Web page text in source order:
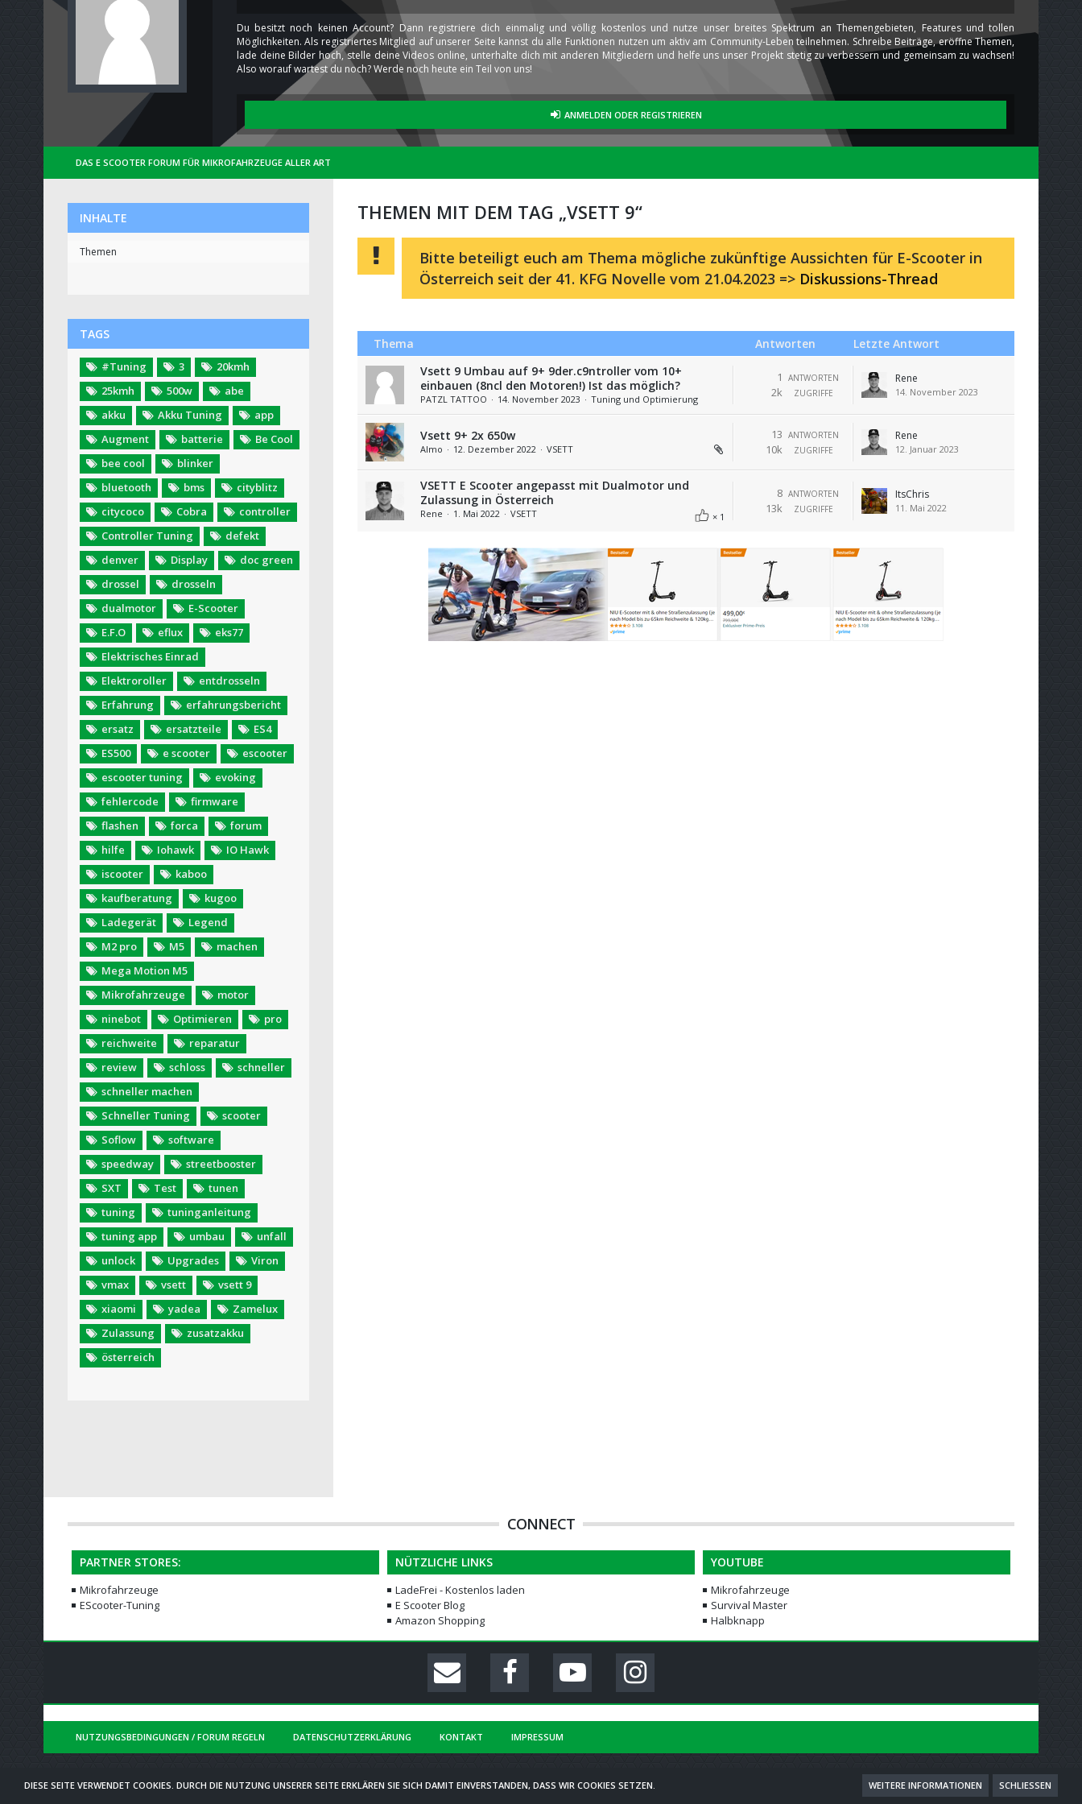
Du besitzt noch keinen Account? Dann registriere dich einmalig und völlig kostenlos und nutze unser breites Spektrum an Themengebieten, Features und tollen
Möglichkeiten. Als registriertes Mitglied auf unserer Seite kannst du alle Funktionen nutzen um aktiv am Community-Leben teilnehmen. Schreibe Beiträge, eröffne Themen,
lade deine Bilder hoch, stelle deine Videos online, unterhalte dich mit anderen Mitgliedern und helfe uns unser Projekt stetig zu verbessern und gemeinsam zu wachsen!
Also worauf wartest du noch? Werde noch heute ein Teil von uns!
ANMELDEN ODER REGISTRIEREN
DAS E SCOOTER FORUM FÜR MIKROFAHRZEUGE ALLER ART
INHALTE
Themen
TAGS
#Tuning 3
20kmh
25kmh
500w
abe
akku
Akku Tuning
app
Augment
batterie
Be Cool
bee cool
blinker
bluetooth
bms
cityblitz
citycoco
Cobra
controller
Controller Tuning
defekt
denver
Display
doc green
drossel
drosseln
dualmotor
E-Scooter
E.F.O
eflux
eks77
Elektrisches Einrad
Elektroroller
entdrosseln
Erfahrung
erfahrungsbericht
ersatz
ersatzteile
ES4
ES500
e scooter
escooter
escooter tuning
evoking
fehlercode
firmware
flashen
forca
forum
hilfe
Iohawk
IO Hawk
iscooter
kaboo
kaufberatung
kugoo
Ladegerät
Legend
M2 pro
M5
machen
Mega Motion M5
Mikrofahrzeuge
motor
ninebot
Optimieren
pro
reichweite
reparatur
review
schloss
schneller
schneller machen
Schneller Tuning
scooter
Soflow
software
speedway
streetbooster
SXT
Test
tunen
tuning
tuninganleitung
tuning app
umbau
unfall
unlock
Upgrades
Viron
vmax
vsett
vsett 9
xiaomi
yadea
Zamelux
Zulassung
zusatzakku
österreich
THEMEN MIT DEM TAG „VSETT 9“
Bitte beteiligt euch am Thema mögliche zukünftige Aussichten für E-Scooter in
Österreich seit der 41. KFG Novelle vom 21.04.2023 => Diskussions-Thread
Thema Antworten
Letzte Antwort
Vsett 9 Umbau auf 9+ 9der.c9ntroller vom 10+
einbauen (8ncl den Motoren!) Ist das möglich?
PATZL TATTOO 14. November 2023 Tuning und Optimierung
ANTWORTEN
1
ZUGRIFFE
2k
Rene
14. November 2023
Vsett 9+ 2x 650w
Almo 12. Dezember 2022 VSETT
ANTWORTEN
13
ZUGRIFFE
10k
Rene
12. Januar 2023
VSETT E Scooter angepasst mit Dualmotor und
Zulassung in Österreich
1
Rene 1. Mai 2022 VSETT
ANTWORTEN
8
ZUGRIFFE
13k
ItsChris
11. Mai 2022
CONNECT
PARTNER STORES:
Mikrofahrzeuge
EScooter-Tuning
NÜTZLICHE LINKS
LadeFrei - Kostenlos laden
E Scooter Blog
Amazon Shopping
YOUTUBE
Mikrofahrzeuge
Survival Master
Halbknapp
NUTZUNGSBEDINGUNGEN / FORUM REGELN DATENSCHUTZERKLÄRUNG KONTAKT IMPRESSUM
DIESE SEITE VERWENDET COOKIES. DURCH DIE NUTZUNG UNSERER SEITE ERKLÄREN SIE SICH DAMIT EINVERSTANDEN, DASS WIR COOKIES SETZEN. WEITERE INFORMATIONEN SCHLIESSEN